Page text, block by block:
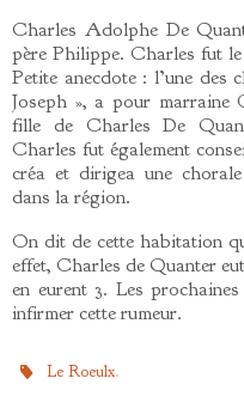
Charles Adolphe De
père Philippe. Charles fut
Petite anecdote : l’une des
Joseph », a pour marraine
fille de Charles De
Charles fut également
créa et dirigea une
dans la région.
On dit de cette habitation
effet, Charles de Quanter
en eurent 3. Les
infirmer cette rumeur.
Le Roeulx.